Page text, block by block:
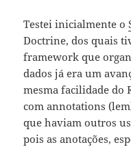
Testei inicialmente o
Doctrine, dos quais
framework que
dados já era um
mesma facilidade do
com annotations
que haviam outros
pois as anotações,